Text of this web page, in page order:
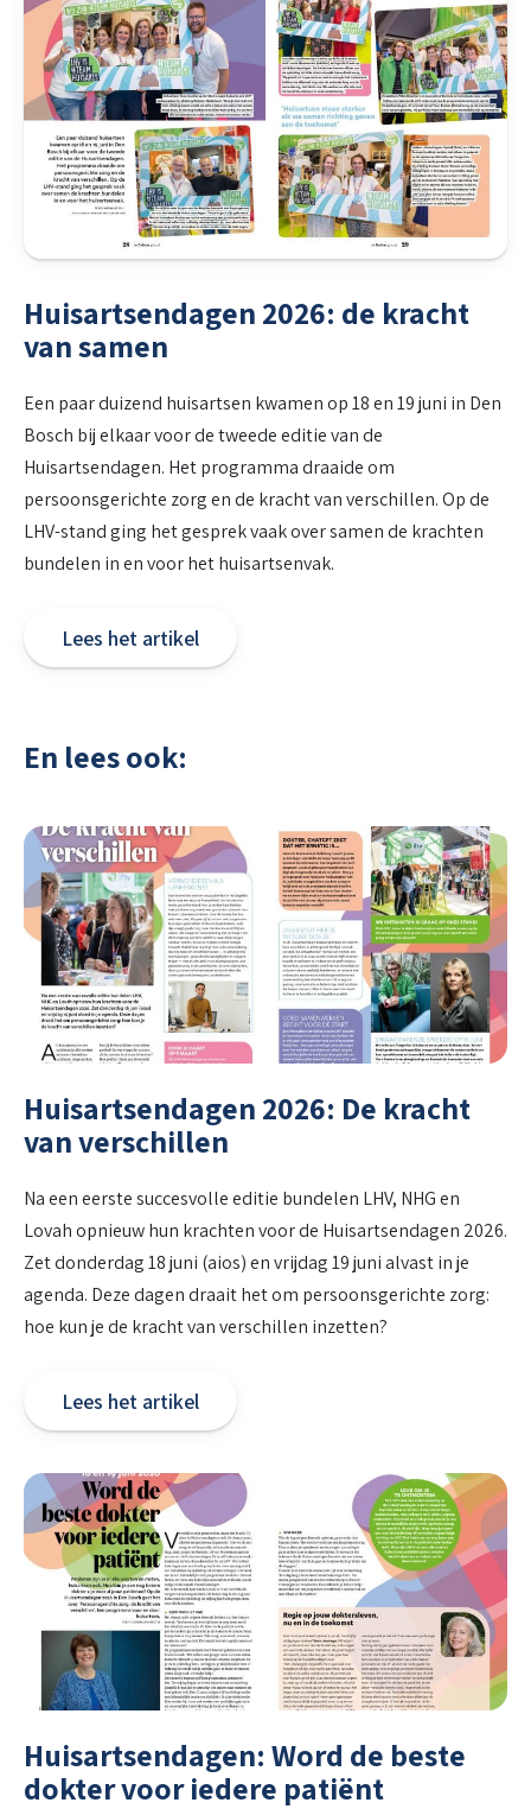
Huisartsendagen 2026: de kracht
van samen
Een paar duizend huisartsen kwamen op 18 en 19 juni in Den
Bosch bij elkaar voor de tweede editie van de
Huisartsendagen. Het programma draaide om
persoonsgerichte zorg en de kracht van verschillen. Op de
LHV-stand ging het gesprek vaak over samen de krachten
bundelen in en voor het huisartsenvak.
Lees het artikel
En lees ook:
Huisartsendagen 2026: De kracht
van verschillen
Na een eerste succesvolle editie bundelen LHV, NHG en
Lovah opnieuw hun krachten voor de Huisartsendagen 2026.
Zet donderdag 18 juni (aios) en vrijdag 19 juni alvast in je
agenda. Deze dagen draait het om persoonsgerichte zorg:
hoe kun je de kracht van verschillen inzetten?
Lees het artikel
Huisartsendagen: Word de beste
dokter voor iedere patiënt